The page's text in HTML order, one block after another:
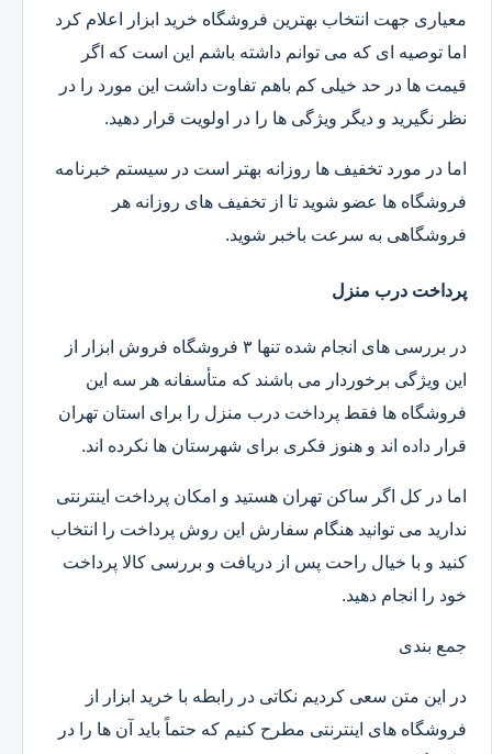
معیاری جهت انتخاب بهترین فروشگاه خرید ابزار اعلام کرد
اما توصیه ای که می توانم داشته باشم این است که اگر
قیمت ها در حد خیلی کم باهم تفاوت داشت این مورد را در
نظر نگیرید و دیگر ویژگی ها را در اولویت قرار دهید.
اما در مورد تخفیف ها روزانه بهتر است در سیستم خبرنامه
فروشگاه ها عضو شوید تا از تخفیف های روزانه هر
فروشگاهی به سرعت باخبر شوید.
پرداخت درب منزل
در بررسی های انجام شده تنها ۳ فروشگاه فروش ابزار از
این ویژگی برخوردار می باشند که متأسفانه هر سه این
فروشگاه ها فقط پرداخت درب منزل را برای استان تهران
قرار داده اند و هنوز فکری برای شهرستان ها نکرده اند.
اما در کل اگر ساکن تهران هستید و امکان پرداخت اینترنتی
ندارید می توانید هنگام سفارش این روش پرداخت را انتخاب
کنید و با خیال راحت پس از دریافت و بررسی کالا پرداخت
خود را انجام دهید.
جمع بندی
در این متن سعی کردیم نکاتی در رابطه با خرید ابزار از
فروشگاه های اینترنتی مطرح کنیم که حتماً باید آن ها را در